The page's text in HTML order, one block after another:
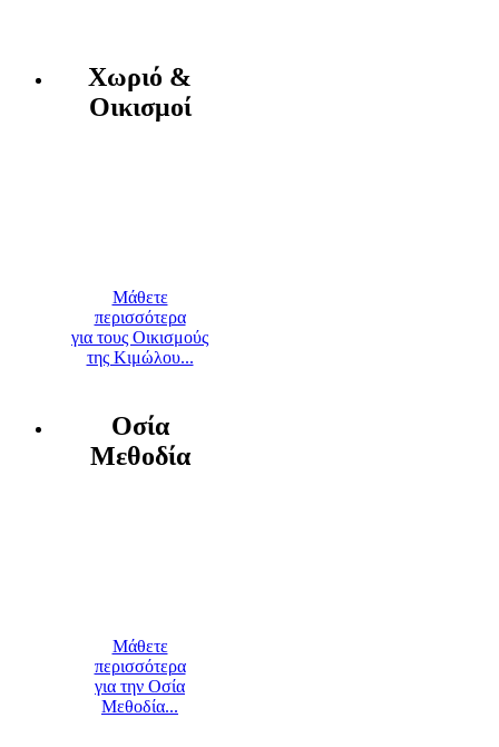
Χωριό &
Οικισμοί
Μάθετε
περισσότερα
για τους Οικισμούς
της Κιμώλου...
Οσία
Μεθοδία
Μάθετε
περισσότερα
για την Οσία
Μεθοδία...